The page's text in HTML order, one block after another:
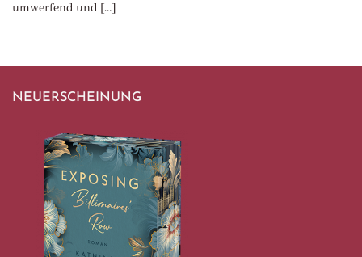
umwerfend und […]
NEUERSCHEINUNG